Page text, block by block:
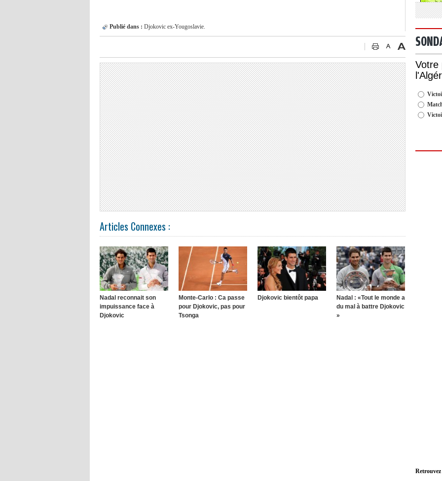
Publié dans : Djokovic ex-Yougoslavie.
Articles Connexes :
Nadal reconnait son
impuissance face à
Djokovic
Monte-Carlo : Ca passe
pour Djokovic, pas pour
Tsonga
Djokovic bientôt papa
Nadal : «Tout le monde a
du mal à battre Djokovic
»
Votre